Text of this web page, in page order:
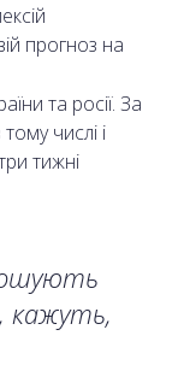
прогноз на
та росії. За
числі і
тижні
кажуть,